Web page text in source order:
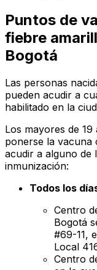
Puntos de
fiebre
Bogotá
Las personas
pueden acudir a
habilitado en la
Los mayores de
ponerse la vacuna
acudir a alguno de
inmunización:
Todos los
Centro
Bogotá
#69-11,
Local
Centro